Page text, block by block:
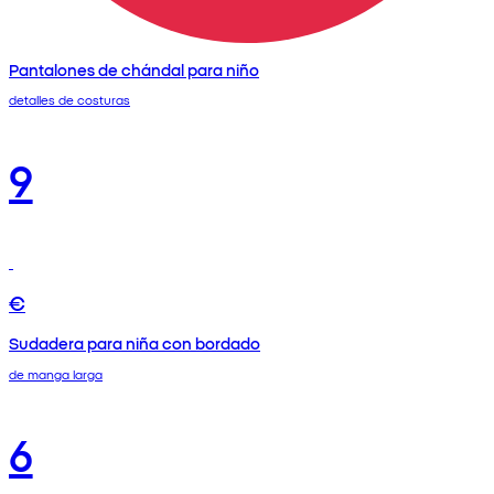
Pantalones de chándal para niño
detalles de costuras
9
€
Sudadera para niña con bordado
de manga larga
6